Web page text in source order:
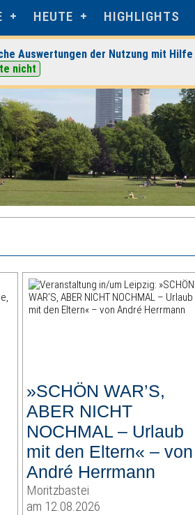
HEUTE HIGHLIGHTS
Auswertungen der Nutzung mit
nicht
»SCHÖN WAR’S,
ABER NICHT
NOCHMAL – Urlaub
mit den Eltern« – von
André Herrmann
Moritzbastei
am 12.08.2026